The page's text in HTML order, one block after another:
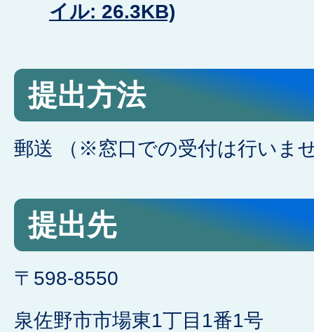
イル: 26.3KB)
提出方法
郵送 （※窓口での受付は行いま
提出先
〒598-8550
泉佐野市市場東1丁目1番1号